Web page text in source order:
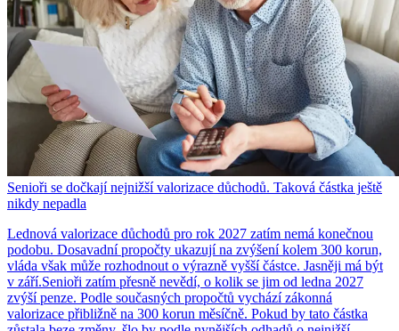
Senioři se dočkají nejnižší valorizace důchodů. Taková částka ještě
nikdy nepadla
Lednová valorizace důchodů pro rok 2027 zatím nemá konečnou
podobu. Dosavadní propočty ukazují na zvýšení kolem 300 korun,
vláda však může rozhodnout o výrazně vyšší částce. Jasněji má být
v září.Senioři zatím přesně nevědí, o kolik se jim od ledna 2027
zvýší penze. Podle současných propočtů vychází zákonná
valorizace přibližně na 300 korun měsíčně. Pokud by tato částka